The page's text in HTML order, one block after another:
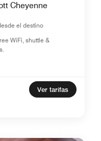
Cheyenne
el destino
WiFi, shuttle &
Ver tarifas